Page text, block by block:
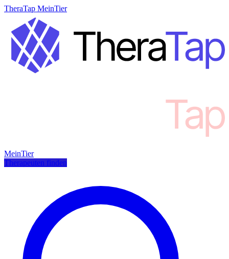
TheraTap MeinTier
MeinTier
Therapeuten finden